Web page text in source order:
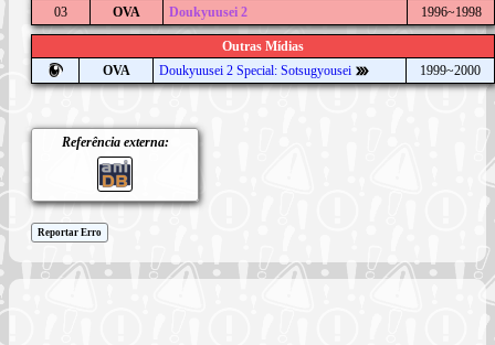
03
OVA Doukyuusei 2 1996~1998
Outras Mídias
OVA
Doukyuusei 2 Special: Sotsugyousei 1999~2000
Referência externa:
Reportar Erro